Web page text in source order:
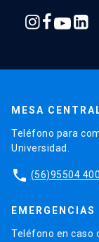
MESA
Teléfono para
Universidad.
phone (56)95504
EMERGENCIAS
Teléfono en caso